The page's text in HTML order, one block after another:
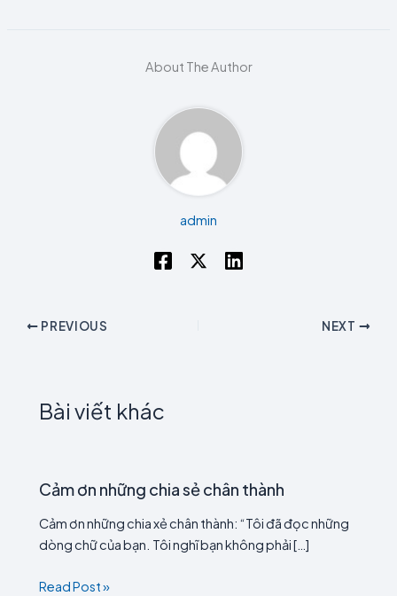
About The Author
admin
PREVIOUS NEXT
Bài viết khác
Cảm ơn những chia sẻ chân thành
Cảm ơn những chia xẻ chân thành: “Tôi đã đọc những
dòng chữ của bạn. Tôi nghĩ bạn không phải […]
Read Post »